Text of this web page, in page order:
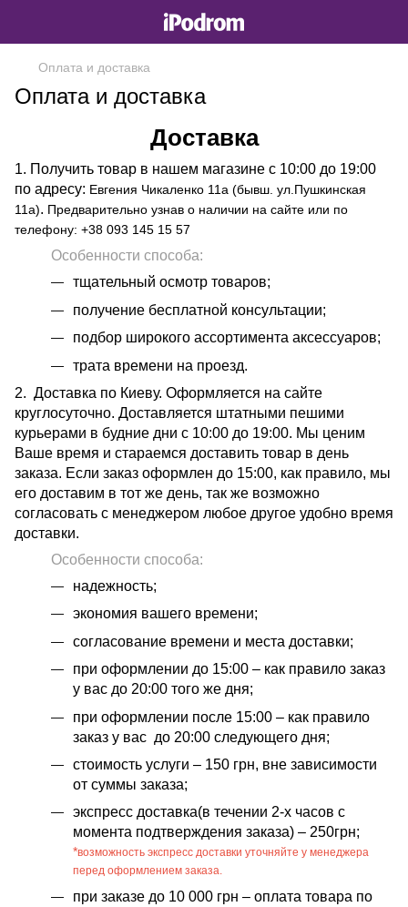
Оплата и доставка
Оплата и доставка
Доставка
1. Получить товар в нашем магазине с 10:00 до 19:00
по адресу: Евгения Чикаленко 11а (бывш. ул.Пушкинская
11а). Предварительно узнав о наличии на сайте или по
телефону: +38 093 145 15 57
Особенности способа:
тщательный осмотр товаров;
получение бесплатной консультации;
подбор широкого ассортимента аксессуаров;
трата времени на проезд.
2. Доставка по Киеву. Оформляется на сайте
круглосуточно. Доставляется штатными пешими
курьерами в будние дни с 10:00 до 19:00. Мы ценим
Ваше время и стараемся доставить товар в день
заказа. Если заказ оформлен до 15:00, как правило, мы
его доставим в тот же день, так же возможно
согласовать с менеджером любое другое удобно время
доставки.
Особенности способа:
надежность;
экономия вашего времени;
согласование времени и места доставки;
при оформлении до 15:00 – как правило заказ
у вас до 20:00 того же дня;
при оформлении после 15:00 – как правило
заказ у вас до 20:00 следующего дня;
стоимость услуги – 150 грн, вне зависимости
от суммы заказа;
экспресс доставка(в течении 2-х часов с
момента подтверждения заказа) – 250грн;
*возможность экспресс доставки уточняйте у менеджера
перед оформлением заказа.
при заказе до 10 000 грн – оплата товара по